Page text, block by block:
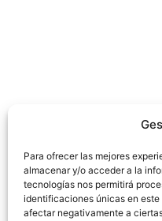
Para ofrecer las mejores
almacenar y/o acceder a la
tecnologías nos permitirá
identificaciones únicas en
afectar negativamente a